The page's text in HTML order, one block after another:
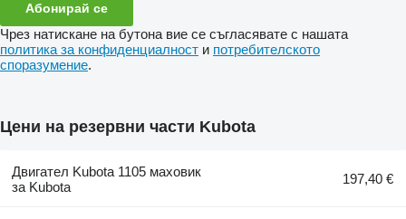
Абонирай се
Чрез натискане на бутона вие се съгласявате с нашата
политика за конфиденциалност и потребителското
споразумение.
Цени на резервни части Kubota
Двигател Kubota 1105 маховик
за Kubota
197,40 €